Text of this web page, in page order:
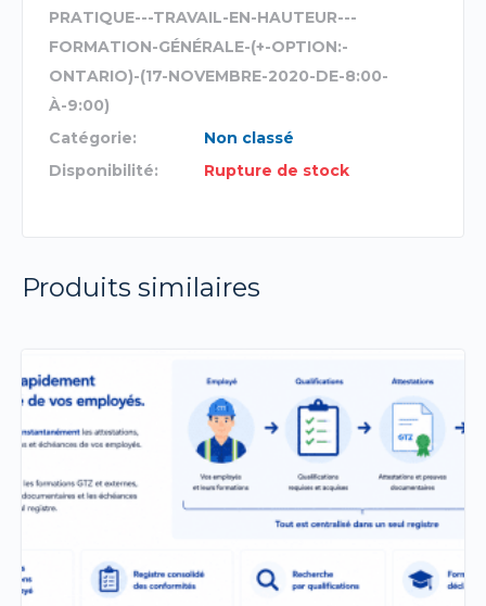
PRATIQUE---TRAVAIL-EN-HAUTEUR---
FORMATION-GÉNÉRALE-(+-OPTION:-
ONTARIO)-(17-NOVEMBRE-2020-DE-8:00-
À-9:00)
Catégorie:
Non classé
Disponibilité:
Rupture de stock
Produits similaires